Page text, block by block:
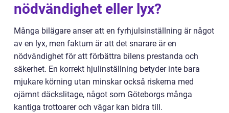
nödvändighet eller lyx?
Många bilägare anser att en fyrhjulsinställning är något
av en lyx, men faktum är att det snarare är en
nödvändighet för att förbättra bilens prestanda och
säkerhet. En korrekt hjulinställning betyder inte bara
mjukare körning utan minskar också riskerna med
ojämnt däckslitage, något som Göteborgs många
kantiga trottoarer och vägar kan bidra till.